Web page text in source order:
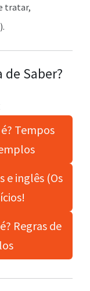
tratar,
de Saber?
Tempos
e inglês (Os
Regras de